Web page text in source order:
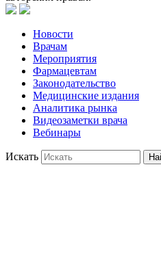
Новости
Врачам
Мероприятия
Фармацевтам
Законодательство
Медицинские издания
Аналитика рынка
Видеозаметки врача
Вебинары
Искать